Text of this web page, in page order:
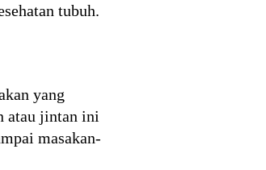
tubuh.
yang
atau jintan ini
masakan-